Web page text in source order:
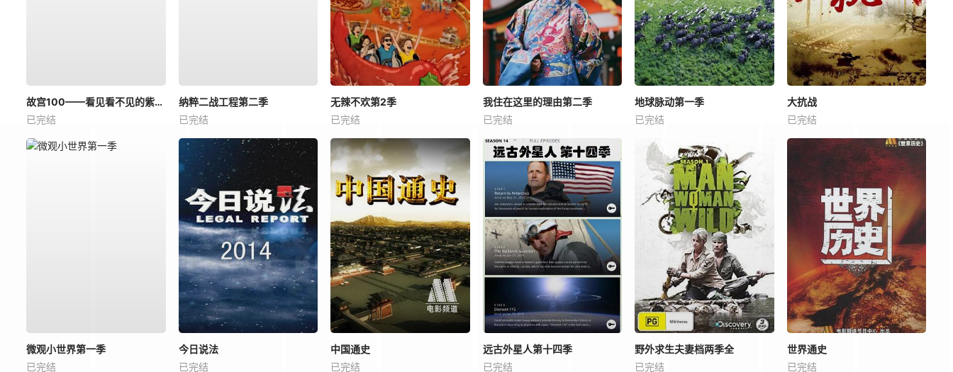
故宫100——看见看不见的紫禁城
已完结
纳粹二战工程第二季
已完结
无辣不欢第2季
已完结
我住在这里的理由第二季
已完结
地球脉动第一季
已完结
大抗战
已完结
微观小世界第一季
已完结
今日说法
已完结
中国通史
已完结
远古外星人第十四季
已完结
野外求生夫妻档两季全
已完结
世界通史
已完结